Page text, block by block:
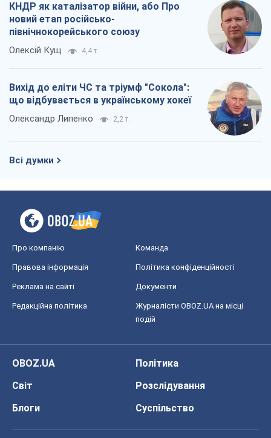
КНДР як каталізатор війни, або Про
новий етап російсько-
північнокорейського союзу
Олексій Кущ 4,4 т.
Вихід до еліти ЧС та тріумф "Сокола":
що відбувається в українському хокеї
Олександр Липенко 2,2 т.
Всі думки
Про компанію Команда
Правова інформація Політика конфіденційності
Реклама на сайті Документи
Редакційна політика
Журналісти OBOZ.UA на місці
подій
OBOZ.UA
Політика
Світ
Розслідування
Блоги
Суспільство